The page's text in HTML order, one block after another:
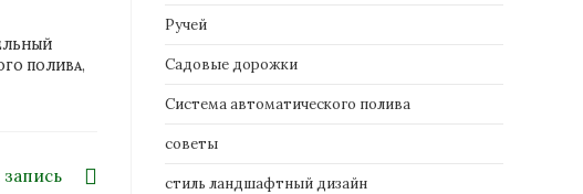
ПОЛИВА,
Ручей
Садовые дорожки
Система автоматического полива
советы
стиль ландшафтный дизайн